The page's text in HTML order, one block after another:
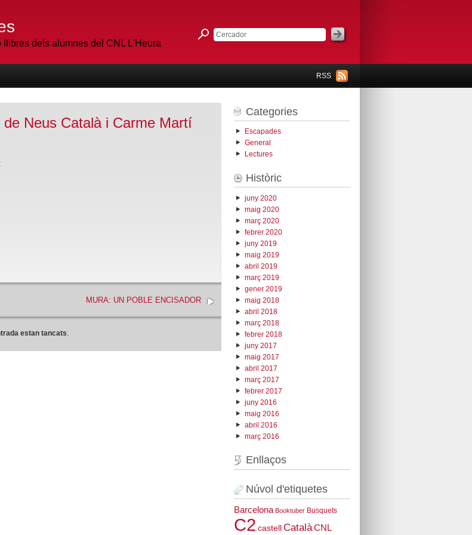
dels alumnes del CNL L'Heura
RSS
de Neus Català i Carme Martí
MURA: UN POBLE ENCISADOR
estan tancats.
Categories
Escapades
General
Lectures
Històric
juny 2020
maig 2020
març 2020
febrer 2020
juny 2019
maig 2019
abril 2019
març 2019
gener 2019
maig 2018
abril 2018
març 2018
febrer 2018
juny 2017
maig 2017
abril 2017
març 2017
febrer 2017
juny 2016
maig 2016
abril 2016
març 2016
Enllaços
Núvol d'etiquetes
Barcelona Booktuber Busquets
C2 castell Català CNL